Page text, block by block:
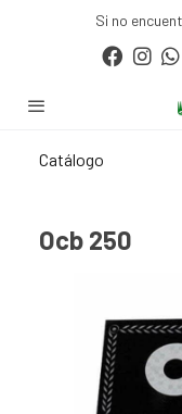
Si no
Catálogo
Ocb 250